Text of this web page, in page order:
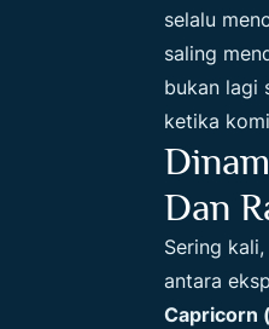
selalu
saling
bukan lagi
ketika
Dan
Sering
antara
Capricorn